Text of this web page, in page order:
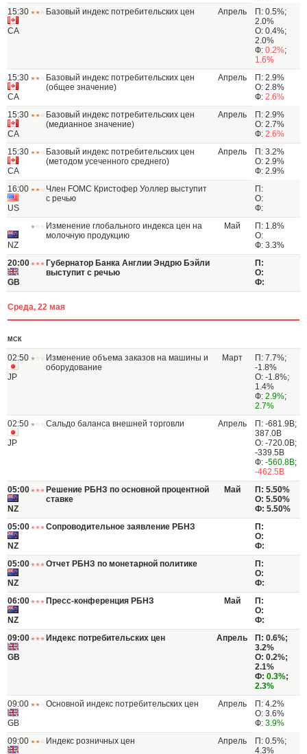
15:30
CA
Базовый индекс потребительских цен Апрель
П: 0.5%;
2.0%
О: 0.4%;
2.0%
Ф: 0.2%;
1.6%
15:30
CA
Базовый индекс потребительских цен
(общее значение)
Апрель
П: 2.9%
О: 2.8%
Ф: 2.6%
15:30
CA
Базовый индекс потребительских цен
(медианное значение)
Апрель
П: 2.9%
О: 2.7%
Ф: 2.6%
15:30
CA
Базовый индекс потребительских цен
(методом усеченного среднего)
Апрель
П: 3.2%
О: 2.9%
Ф: 2.9%
16:00
US
Член FOMC Кристофер Уоллер выступит
с речью
П:
О:
Ф:
NZ
Изменение глобального индекса цен на
молочную продукцию
Май
П: 1.8%
О:
Ф: 3.3%
20:00
GB
Губернатор Банка Англии Эндрю Бэйли
выступит с речью
П:
О:
Ф:
Среда, 22 мая
МСК
02:50
JP
Изменение объема заказов на машины и
оборудование
Март
П: 7.7%;
-1.8%
О: -1.8%;
1.4%
Ф: 2.9%;
2.7%
02:50
JP
Сальдо баланса внешней торговли Апрель
П: -681.9B;
387.0B
О: -720.0B;
-339.5B
Ф: -560.8B;
-462.5B
05:00
NZ
Решение РБНЗ по основной процентной
ставке
Май
П: 5.50%
О: 5.50%
Ф: 5.50%
05:00
NZ
Сопроводительное заявление РБНЗ
П:
О:
Ф:
05:00
NZ
Отчет РБНЗ по монетарной политике
П:
О:
Ф:
06:00
NZ
Пресс-конференция РБНЗ Май
П:
О:
Ф:
09:00
GB
Индекс потребительских цен Апрель
П: 0.6%;
3.2%
О: 0.2%;
2.1%
Ф: 0.3%;
2.3%
09:00
GB
Основной индекс потребительских цен Апрель
П: 4.2%
О: 3.6%
Ф: 3.9%
09:00
Индекс розничных цен Апрель
П: 0.5%;
4.3%